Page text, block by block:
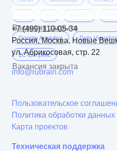
Google Analytics Data
1C-Битрикс
Вакансия закрыта
Вакансия закрыта
+7 (499) 110-05-34
Россия, Москва, Новые
ул. Абрикосовая, стр. 22
info@rubrain.com
Пользовательское
Политика обработки данных
Карта проектов
Техническая поддержка